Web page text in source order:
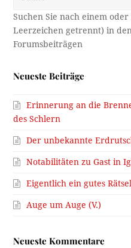
Neueste Beiträge
Erinnerung an die
des Schlern
Der unbekannte
Notabilitäten zu Gast in
Eigentlich ein gutes
Auge um Auge (V.)
Neueste Kommentare